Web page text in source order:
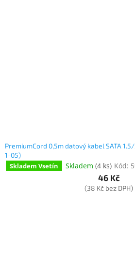
PremiumCord 0,5m datový kabel SATA
1-05)
Skladem Vsetín Skladem (4 ks) Kód:
46 Kč
(38 Kč bez DPH)